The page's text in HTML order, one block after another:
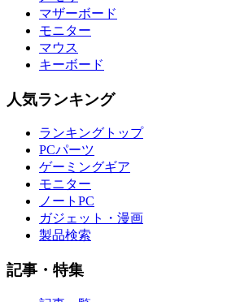
マザーボード
モニター
マウス
キーボード
人気ランキング
ランキングトップ
PCパーツ
ゲーミングギア
モニター
ノートPC
ガジェット・漫画
製品検索
記事・特集